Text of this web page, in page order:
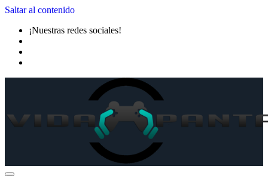
Saltar al contenido
¡Nuestras redes sociales!